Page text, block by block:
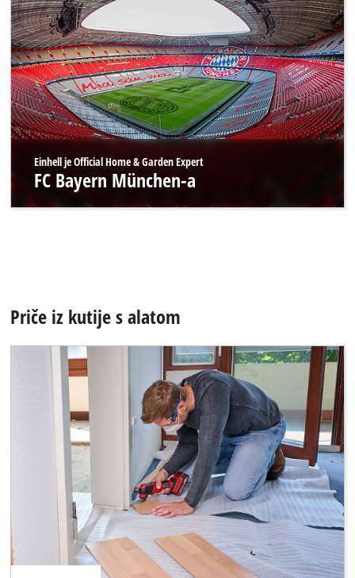
Einhell je Official Home & Garden Expert
FC Bayern München-a
Priče iz kutije s alatom